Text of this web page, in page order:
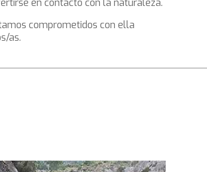
en contacto con la naturaleza.
comprometidos con ella
as.